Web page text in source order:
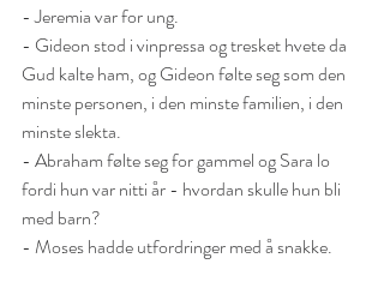
- Jeremia var for ung.
- Gideon stod i vinpressa og tresket hvete da
Gud kalte ham, og Gideon følte seg som den
minste personen, i den minste familien, i den
minste slekta.
- Abraham følte seg for gammel og Sara lo
fordi hun var nitti år - hvordan skulle hun bli
med barn?
- Moses hadde utfordringer med å snakke.